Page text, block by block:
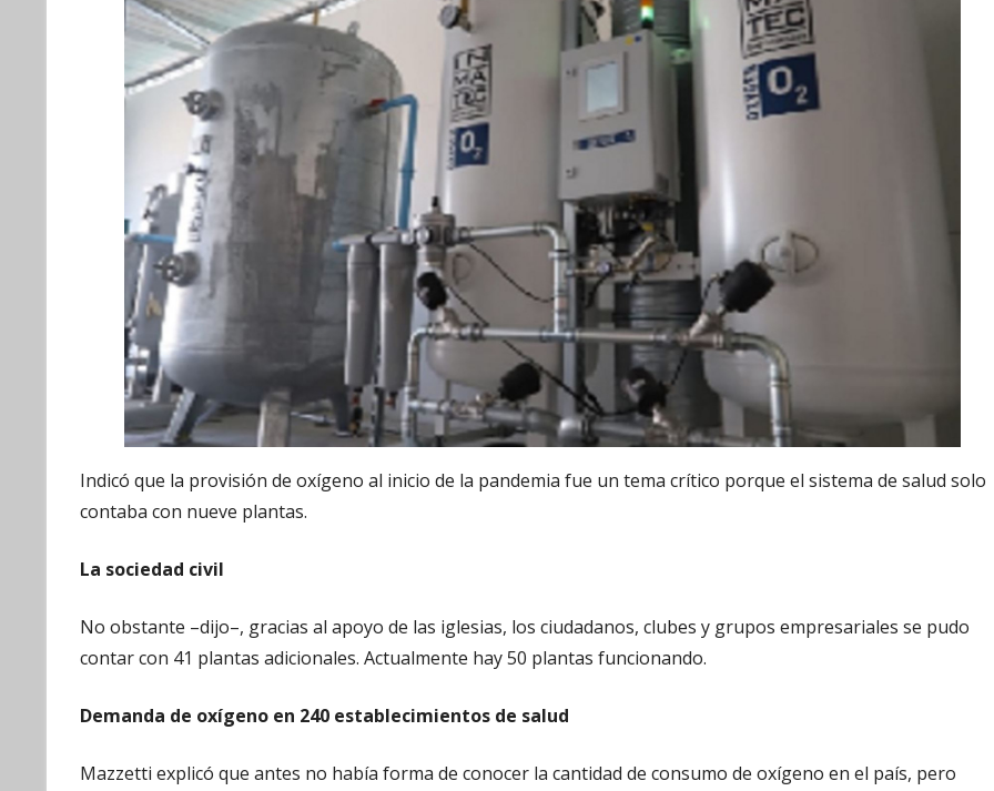
Indicó que la provisión de oxígeno al inicio de la pandemia fue un tema crítico porque el sistema de salud solo
contaba con nueve plantas.
La sociedad civil
No obstante –dijo–, gracias al apoyo de las iglesias, los ciudadanos, clubes y grupos empresariales se pudo
contar con 41 plantas adicionales. Actualmente hay 50 plantas funcionando.
Demanda de oxígeno en 240 establecimientos de salud
Mazzetti explicó que antes no había forma de conocer la cantidad de consumo de oxígeno en el país, pero